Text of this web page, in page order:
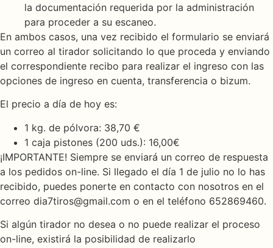
la documentación requerida por la administración
para proceder a su escaneo.
En ambos casos, una vez recibido el formulario se enviará
un correo al tirador solicitando lo que proceda y enviando
el correspondiente recibo para realizar el ingreso con las
opciones de ingreso en cuenta, transferencia o bizum.
El precio a día de hoy es:
1 kg. de pólvora: 38,70 €
1 caja pistones (200 uds.): 16,00€
¡IMPORTANTE! Siempre se enviará un correo de respuesta
a los pedidos on-line. Si llegado el día 1 de julio no lo has
recibido, puedes ponerte en contacto con nosotros en el
correo dia7tiros@gmail.com o en el teléfono 652869460.
Si algún tirador no desea o no puede realizar el proceso
on-line, existirá la posibilidad de realizarlo